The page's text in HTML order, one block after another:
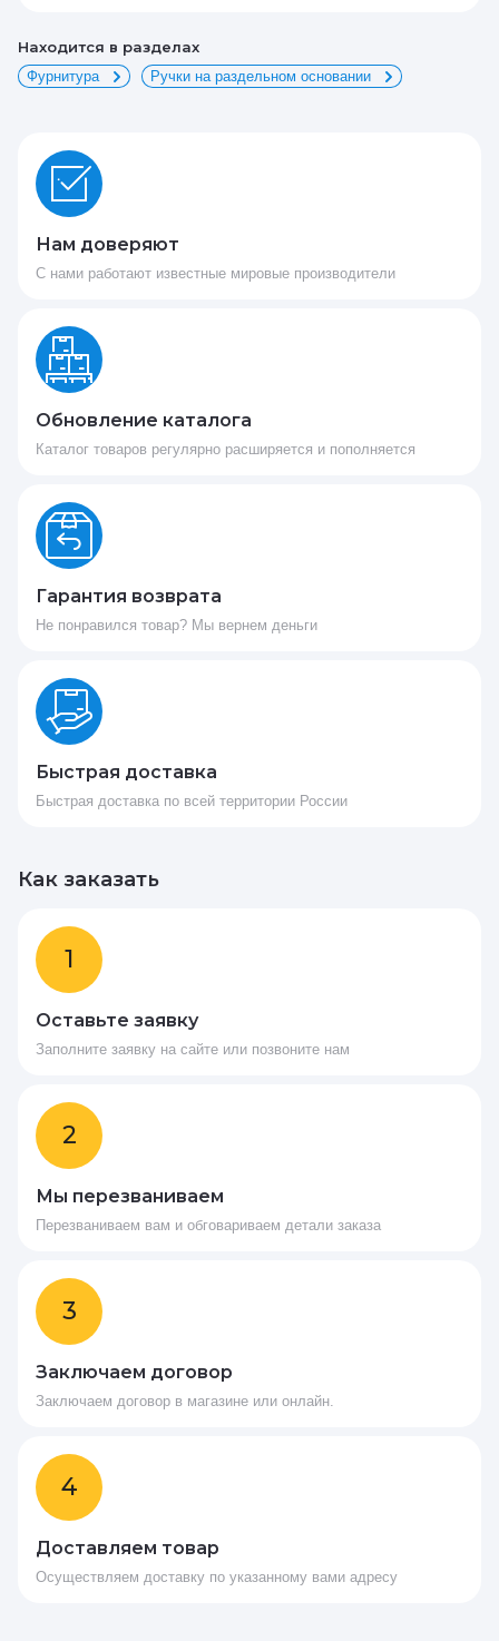
Находится в разделах
Фурнитура Ручки на раздельном основании
Нам доверяют
С нами работают известные мировые производители
Обновление каталога
Каталог товаров регулярно расширяется и пополняется
Гарантия возврата
Не понравился товар? Мы вернем деньги
Быстрая доставка
Быстрая доставка по всей территории России
Как заказать
1
Оставьте заявку
Заполните заявку на сайте или позвоните нам
2
Мы перезваниваем
Перезваниваем вам и обговариваем детали заказа
3
Заключаем договор
Заключаем договор в магазине или онлайн.
4
Доставляем товар
Осуществляем доставку по указанному вами адресу